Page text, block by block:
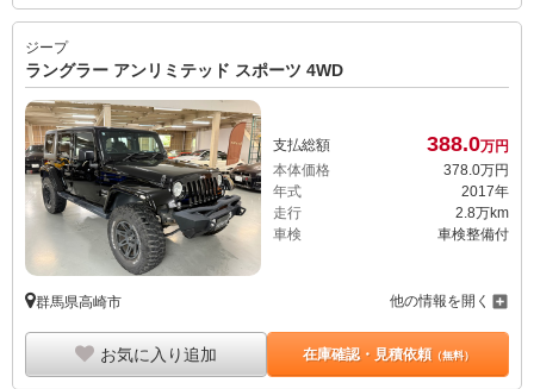
ジープ
ラングラー アンリミテッド スポーツ 4WD
支払総額 388.0万円
本体価格
378. 0万円
年式
2017年
走行
2.8万km
車検
車検整備付
群馬県高崎市 他の情報を開く
お気に入り追加 在庫確認・見積依頼（無料）